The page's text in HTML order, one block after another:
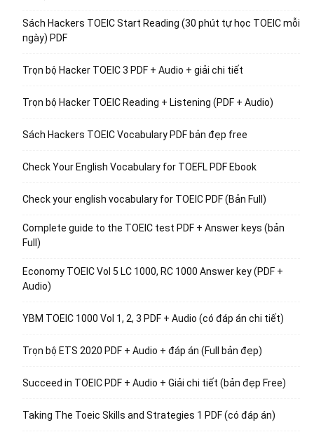
Sách Hackers TOEIC Start Reading (30 phút tự học TOEIC mỗi
ngày) PDF
Trọn bộ Hacker TOEIC 3 PDF + Audio + giải chi tiết
Trọn bộ Hacker TOEIC Reading + Listening (PDF + Audio)
Sách Hackers TOEIC Vocabulary PDF bản đẹp free
Check Your English Vocabulary for TOEFL PDF Ebook
Check your english vocabulary for TOEIC PDF (Bản Full)
Complete guide to the TOEIC test PDF + Answer keys (bản
Full)
Economy TOEIC Vol 5 LC 1000, RC 1000 Answer key (PDF +
Audio)
YBM TOEIC 1000 Vol 1, 2, 3 PDF + Audio (có đáp án chi tiết)
Trọn bộ ETS 2020 PDF + Audio + đáp án (Full bản đẹp)
Succeed in TOEIC PDF + Audio + Giải chi tiết (bản đẹp Free)
Taking The Toeic Skills and Strategies 1 PDF (có đáp án)